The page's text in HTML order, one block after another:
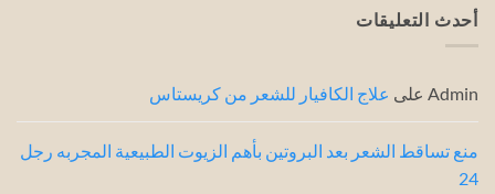
نصائح
تطبيق
البروتين
من
الشعر
أحدث التعليقات
Admin على علاج الكافيار للشعر من كريستاس
منع تساقط الشعر بعد البروتين بأهم الزيوت الطبيعية المجربه رجل
24